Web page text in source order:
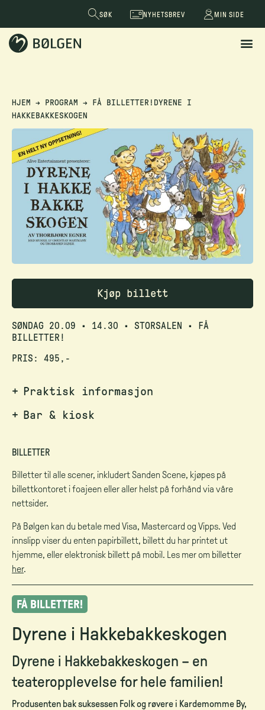
SØK NYHETSBREV MIN SIDE
HJEM → PROGRAM →
FÅ BILLETTER!DYRENE I
HAKKEBAKKESKOGEN
FÅ BILLETTER!
Dyrene i Hakkebakkeskogen
Dyrene i Hakkebakkeskogen – en
teateropplevelse for hele familien!
Produsenten bak suksessen Folk og røvere i Kardemomme By,
Kjøp billett
SØNDAG 20.09 • 14.30 • STORSALEN •
FÅ
BILLETTER!
PRIS: 495,-
Praktisk informasjon
Bar & kiosk
BILLETTER
Billetter til alle scener, inkludert Sanden Scene, kjøpes på
billettkontoret i foajeen eller aller helst på forhånd via våre
nettsider.
På Bølgen kan du betale med Visa, Mastercard og Vipps. Ved
innslipp viser du enten papirbillett, billett du har printet ut
hjemme, eller elektronisk billett på mobil. Les mer om billetter
her.